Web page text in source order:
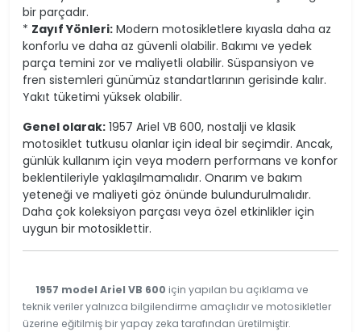
bir parçadır.
* Zayıf Yönleri: Modern motosikletlere kıyasla daha az
konforlu ve daha az güvenli olabilir. Bakımı ve yedek
parça temini zor ve maliyetli olabilir. Süspansiyon ve
fren sistemleri günümüz standartlarının gerisinde kalır.
Yakıt tüketimi yüksek olabilir.
Genel olarak: 1957 Ariel VB 600, nostalji ve klasik
motosiklet tutkusu olanlar için ideal bir seçimdir. Ancak,
günlük kullanım için veya modern performans ve konfor
beklentileriyle yaklaşılmamalıdır. Onarım ve bakım
yeteneği ve maliyeti göz önünde bulundurulmalıdır.
Daha çok koleksiyon parçası veya özel etkinlikler için
uygun bir motosiklettir.
1957 model Ariel VB 600 için yapılan bu açıklama ve
teknik veriler yalnızca bilgilendirme amaçlıdır ve motosikletler
üzerine eğitilmiş bir yapay zeka tarafından üretilmiştir.